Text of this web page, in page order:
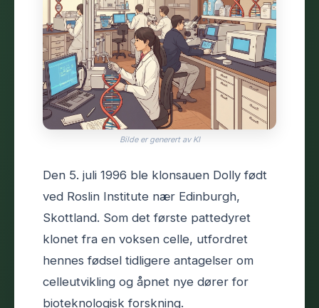
Bilde er generert av KI
Den 5. juli 1996 ble klonsauen Dolly født
ved Roslin Institute nær Edinburgh,
Skottland. Som det første pattedyret
klonet fra en voksen celle, utfordret
hennes fødsel tidligere antagelser om
celleutvikling og åpnet nye dører for
bioteknologisk forskning.